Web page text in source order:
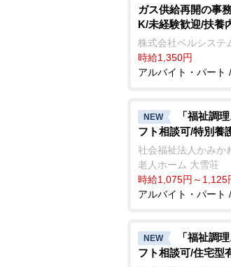
ガス供給再開の事
K/未経験歓迎/扶養
株式会社ベルシステ
時給1,350円
アルバイト・パート
NEW
「福祉調
フト相談可/特別養
社会福祉法人かみか
老人ホーム 大雪荘
時給1,075円～1,125
アルバイト・パート
NEW
「福祉調
フト相談可/住宅型